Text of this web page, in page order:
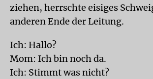
ziehen, herrschte eisiges
anderen Ende der Leitung.
Ich: Hallo?
Mom: Ich bin noch da.
Ich: Stimmt was nicht?